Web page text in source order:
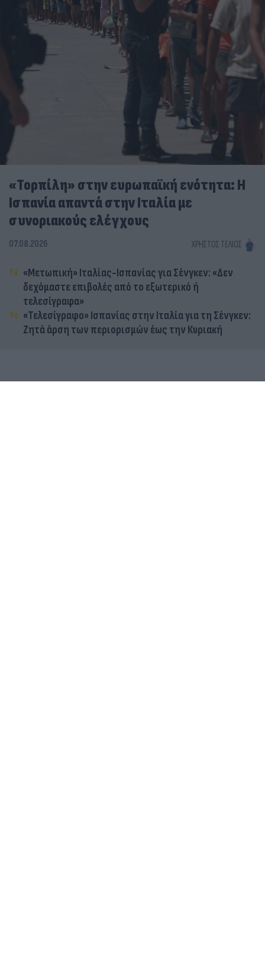
«Τορπίλη» στην ευρωπαϊκή ενότητα: Η
Ισπανία απαντά στην Ιταλία με
συνοριακούς ελέγχους
07.08.2026 ΧΡΉΣΤΟΣ ΤΈΛΙΟΣ
«Μετωπική» Ιταλίας-Ισπανίας για Σένγκεν: «Δεν
δεχόμαστε επιβολές από το εξωτερικό ή
τελεσίγραφα»
«Τελεσίγραφο» Ισπανίας στην Ιταλία για τη Σένγκεν:
Ζητά άρση των περιορισμών έως την Κυριακή